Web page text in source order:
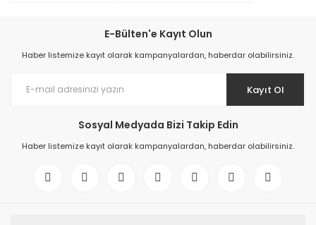
E-Bülten'e Kayıt Olun
Haber listemize kayıt olarak kampanyalardan, haberdar olabilirsiniz.
Kayıt Ol
Sosyal Medyada Bizi Takip Edin
Haber listemize kayıt olarak kampanyalardan, haberdar olabilirsiniz.